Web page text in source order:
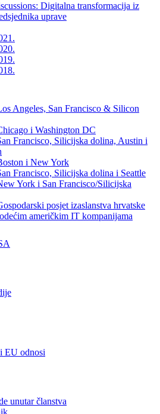
Digitalna transformacija iz
uprave
Angeles, San Francisco & Silicon
i Washington DC
Francisco, Silicijska dolina, Austin i
i New York
Francisco, Silicijska dolina i Seattle
York i San Francisco/Silicijska
posjet izaslanstva hrvatske
američkim IT kompanijama
EU odnosi
unutar članstva